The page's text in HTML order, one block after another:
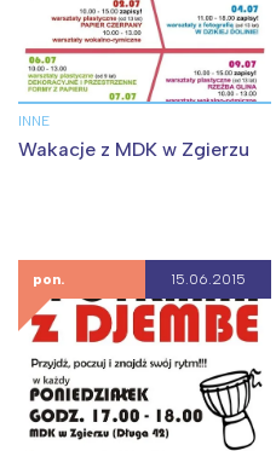
INNE
Wakacje z MDK w Zgierzu
pon. 15.06.2015